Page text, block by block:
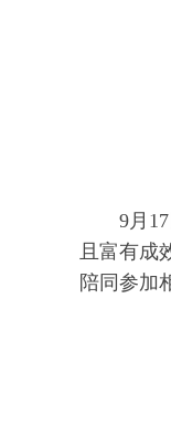
9月
且富有成
陪同参加